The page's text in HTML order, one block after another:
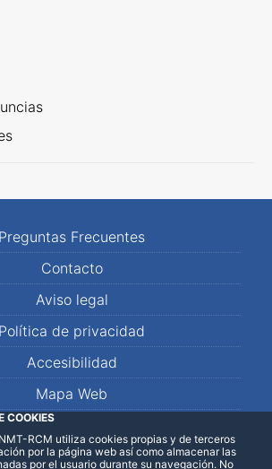
Preguntas Frecuentes
Contacto
Aviso legal
Política de privacidad
Accesibilidad
Mapa Web
WhatsApp
COOKIES
RCM utiliza cookies propias y de terceros
por la página web así como almacenar las
por el usuario durante su navegación. No